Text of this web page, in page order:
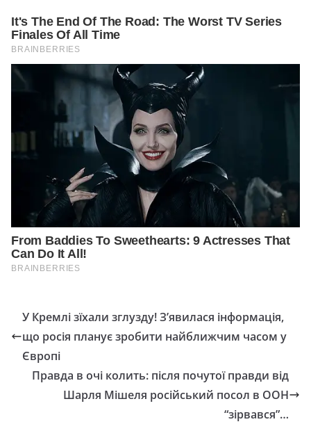
У Кремлі зїхали зглузду! З’явилася інформація,
що росія планує зробити найближчим часом у
Європі
Правда в очі колить: після почутої правди від
Шарля Мішеля російський посол в ООН
“зірвався”…